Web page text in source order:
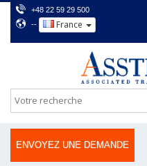
+48 22 59 29 500
--
France
ENVOYEZ UNE DEMANDE